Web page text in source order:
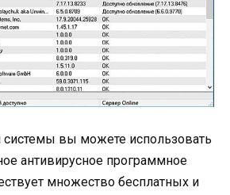
системы вы можете использовать
антивирусное программное
множество бесплатных и